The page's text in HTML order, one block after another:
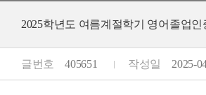
2025학년도 여름계절학기 영어졸업인
글번호 405651 작성일 2025-